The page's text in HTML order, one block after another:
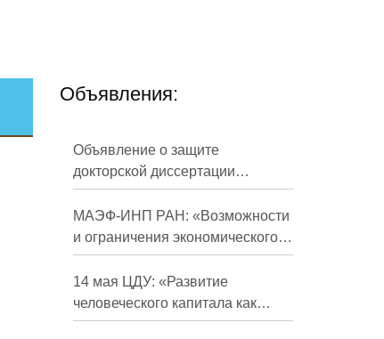
Объявления:
Объявление о защите
докторской диссертации
Кузнецова Михаила
Евгеньевича
МАЭФ-ИНП РАН: «Возможности
и ограничения экономического
развития России в средне- и
долгосрочной перспективе»
14 мая ЦДУ: «Развитие
человеческого капитала как
фактор экономического роста»